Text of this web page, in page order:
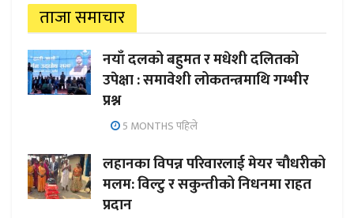
ताजा समाचार
नयाँ दलको बहुमत र मधेशी दलितको
उपेक्षा : समावेशी लोकतन्त्रमाथि गम्भीर
प्रश्न
5 MONTHS पहिले
लहानका विपन्न परिवारलाई मेयर चौधरीको
मलम: विल्टु र सकुन्तीको निधनमा राहत
प्रदान